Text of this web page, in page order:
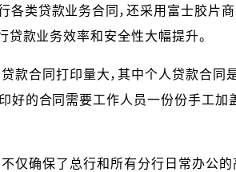
类贷款业务合同，还采用富士胶片
款业务效率和安全性大幅提升。
合同打印量大，其中个人贷款合同
的合同需要工作人员一份份手工加
确保了总行和所有分行日常办公的